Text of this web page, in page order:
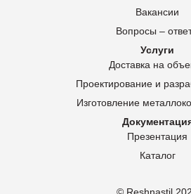
Вакансии
Вопросы –
Услуги
Доставка на
Проектирование и
Изготовление
Презентация
Каталог